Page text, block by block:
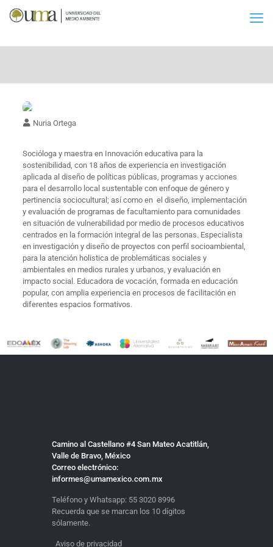
Nuria Ortega
Socióloga y maestra en Innovación educativa para la
sostenibilidad, con 18 años de experiencia en investigación
aplicada al diseño de políticas públicas, programas y acciones
para el desarrollo local sustentable con enfoque de género y
pertinencia sociocultural; así como en el diseño, implementación
y evaluación de programas de facultamiento para comunidades
en situación de vulnerabilidad por medio de procesos educativos
centrados en la formación integral de las personas. Especialista
en investigación y diseño de proyectos con perfil socioambiental,
para la atención holistica de problemáticas sociales y
ambientales en medios rurales y urbanos, y evaluación en
impacto social. Educadora de vocación, formada en educación
popular, con amplia experiencia en procesos de facilitación en
diferentes espacios formativos.
Camino al Castellano #4 San Mateo Acatitlán,
Valle de Bravo, México
Correo electrónico:
informes@umamexico.com.mx
Teléfono y Whatsapp: 55 3020 8996
Recuerda que se marcan los 10 dígitos
sólamente.
Aviso de privacidad